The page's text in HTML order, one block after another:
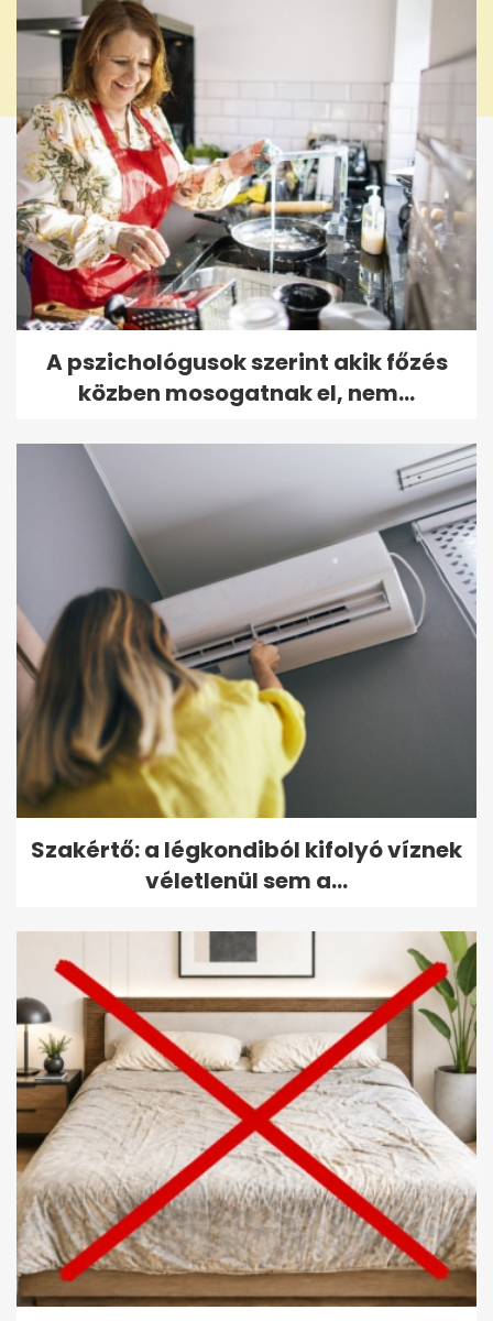
A pszichológusok szerint akik főzés
közben mosogatnak el, nem...
Szakértő: a légkondiból kifolyó víznek
véletlenül sem a...